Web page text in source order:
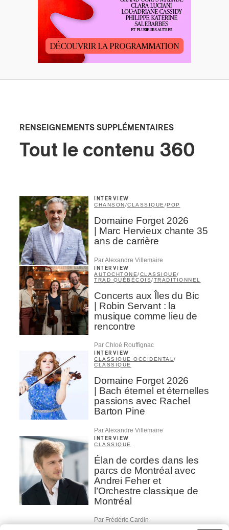
RENSEIGNEMENTS SUPPLÉMENTAIRES
Tout le contenu 360
INTERVIEW
CHANSON /CLASSIQUE/POP
Domaine Forget 2026
| Marc Hervieux chante 35
ans de carrière
Par Alexandre Villemaire
INTERVIEW
AUTOCHTONE/CLASSIQUE/
TRAD QUÉBÉCOIS/TRADITIONNEL
Concerts aux Îles du Bic
| Robin Servant : la
musique comme lieu de
rencontre
Par Chloé Rouffignac
INTERVIEW
CLASSIQUE OCCIDENTAL/
CLASSIQUE
Domaine Forget 2026
| Bach éternel et éternelles
passions avec Rachel
Barton Pine
Par Alexandre Villemaire
INTERVIEW
CLASSIQUE
Élan de cordes dans les
parcs de Montréal avec
Andrei Feher et
l’Orchestre classique de
Montréal
Par Frédéric Cardin